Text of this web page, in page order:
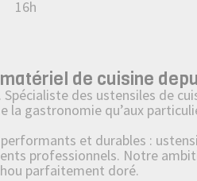
16h
de cuisine
des ustensiles de
la gastronomie qu’aux
et durables :
professionnels. Notre
parfaitement doré.